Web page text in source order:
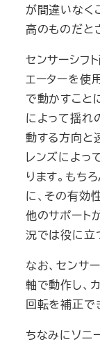
が間違いなく
高のものだと
センサーシフ
エーターを使
で動かすこと
によって揺れ
動する方向と
レンズによっ
ります。もち
に、その有効
他のサポート
況では役に立
なお、センサ
軸で動作し、
回転を補正で
ちなみにソニ